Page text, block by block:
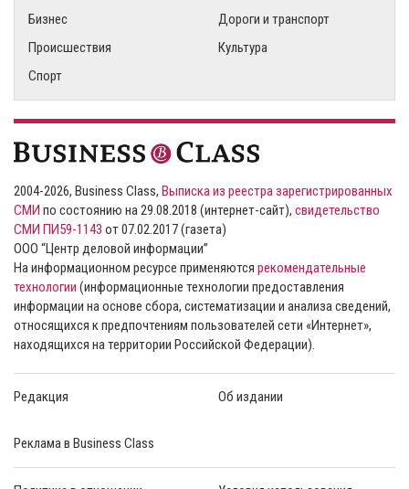
Бизнес
Дороги и транспорт
Происшествия
Культура
Спорт
2004-2026, Business Class, Выписка из реестра зарегистрированных
СМИ по состоянию на 29.08.2018 (интернет-сайт), свидетельство
СМИ ПИ59-1143 от 07.02.2017 (газета)
ООО “Центр деловой информации”
На информационном ресурсе применяются рекомендательные
технологии (информационные технологии предоставления
информации на основе сбора, систематизации и анализа сведений,
относящихся к предпочтениям пользователей сети «Интернет»,
находящихся на территории Российской Федерации).
Редакция Об издании
Реклама в Business Class